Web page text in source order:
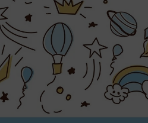
Najważniejsze atuty tej
wyjątkowa, niedostępna w
wysoka rozdzielczość druku
matowa, niełapiąca refleksów
możliwość zamówienia idealnie